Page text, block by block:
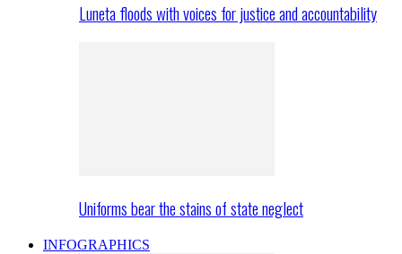
Luneta floods with voices for justice and accountability
Uniforms bear the stains of state neglect
INFOGRAPHICS